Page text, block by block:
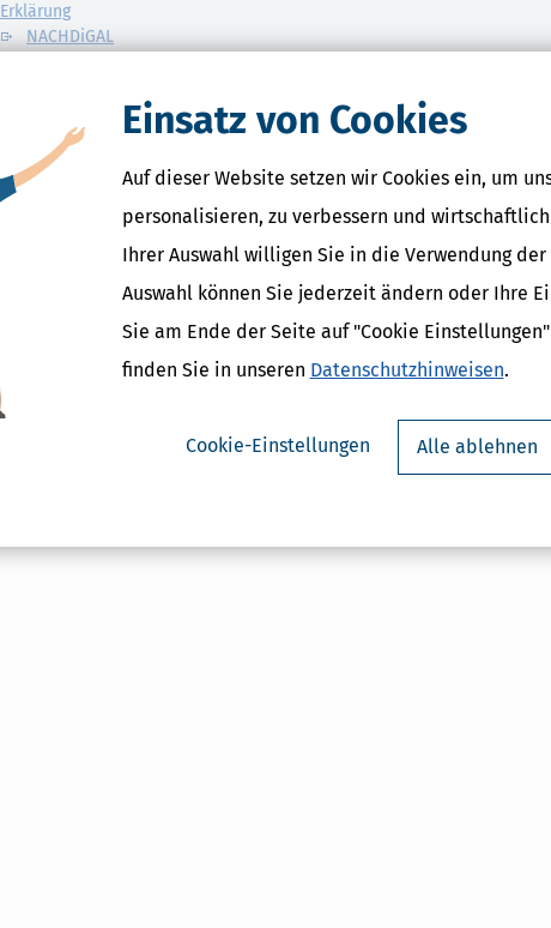
Einsatz von Cookies
Auf dieser Website setzen wir Cookies ein, um
personalisieren, zu verbessern und
Ihrer Auswahl willigen Sie in die Verwendung
Auswahl können Sie jederzeit ändern oder Ihre
Sie am Ende der Seite auf "Cookie
finden Sie in unseren Datenschutzhinweisen.
Cookie-Einstellungen Alle ablehnen
Erklärung
NACHDiGAL